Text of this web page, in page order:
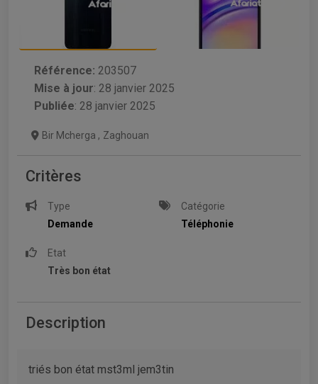
Référence: 203507
Mise à jour: 28 janvier 2025
Publiée: 28 janvier 2025
Bir Mcherga , Zaghouan
Critères
Type
Demande
Catégorie
Téléphonie
Etat
Très bon état
Description
triés bon état mst3ml jem3tin